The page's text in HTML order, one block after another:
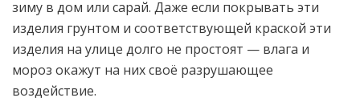
зиму в дом или сарай. Даже если покрывать эти
изделия грунтом и соответствующей краской эти
изделия на улице долго не простоят — влага и
мороз окажут на них своё разрушающее
воздействие.